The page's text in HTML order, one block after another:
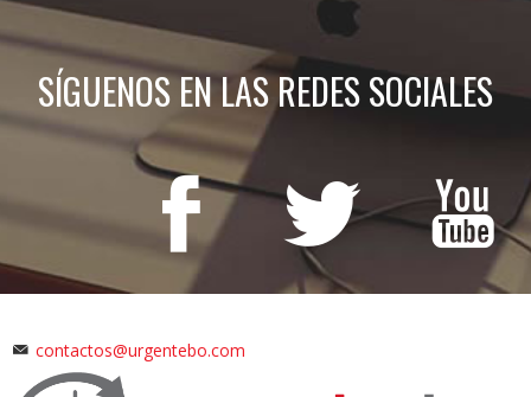
SÍGUENOS EN LAS REDES SOCIALES
contactos@urgentebo.com